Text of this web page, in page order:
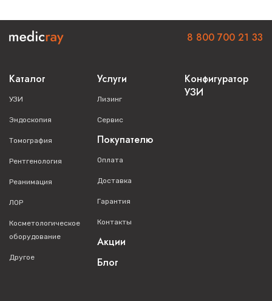
Каталог
УЗИ
Эндоскопия
Томография
Рентгенология
Реанимация
ЛОР
Косметологическое
оборудование
Другое
Услуги
Лизинг
Сервис
Покупателю
Оплата
Доставка
Гарантия
Контакты
Акции
Блог
Конфигуратор
УЗИ
8 800 700 21 33